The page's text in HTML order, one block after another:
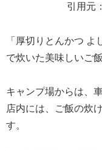
引用元：
「厚切りとんかつ
で炊いた美味しいご
キャンプ場からは、
店内には、ご飯の炊
す。